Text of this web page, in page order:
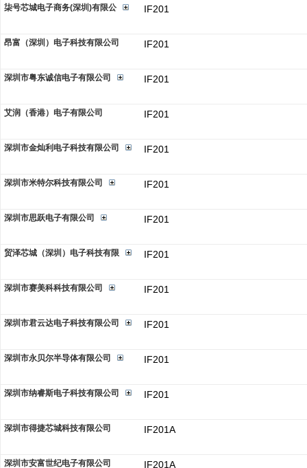
柒号芯城电子商务(深圳)有限公 IF201
昂富（深圳）电子科技有限公司 IF201
深圳市粤东诚信电子有限公司 IF201
艾润（香港）电子有限公司 IF201
深圳市金灿利电子科技有限公司 IF201
深圳市米特尔科技有限公司 IF201
深圳市思跃电子有限公司 IF201
贸泽芯城（深圳）电子科技有限 IF201
深圳市赛美科科技有限公司 IF201
深圳市君云达电子科技有限公司 IF201
深圳市永贝尔半导体有限公司 IF201
深圳市纳睿斯电子科技有限公司 IF201
深圳市得捷芯城科技有限公司 IF201A
深圳市安富世纪电子有限公司 IF201A